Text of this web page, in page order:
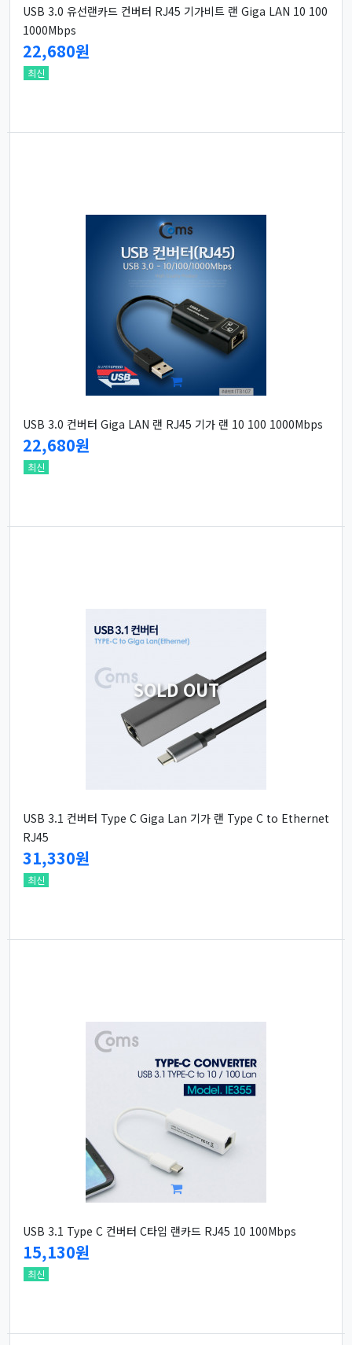
USB 3.0 유선랜카드 컨버터 RJ45 기가비트 랜 Giga LAN 10 100
1000Mbps
22,680원
최신
USB 3.0 컨버터 Giga LAN 랜 RJ45 기가 랜 10 100 1000Mbps
22,680원
최신
SOLD OUT
USB 3.1 컨버터 Type C Giga Lan 기가 랜 Type C to Ethernet
RJ45
31,330원
최신
USB 3.1 Type C 컨버터 C타입 랜카드 RJ45 10 100Mbps
15,130원
최신